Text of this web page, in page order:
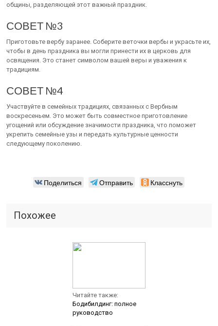
общины, разделяющей этот важный праздник.
СОВЕТ №3
Приготовьте вербу заранее. Соберите веточки вербы и украсьте их,
чтобы в день праздника вы могли принести их в церковь для
освящения. Это станет символом вашей веры и уважения к
традициям.
СОВЕТ №4
Участвуйте в семейных традициях, связанных с Вербным
воскресеньем. Это может быть совместное приготовление
угощений или обсуждение значимости праздника, что поможет
укрепить семейные узы и передать культурные ценности
следующему поколению.
Поделиться Отправить Класснуть
Похожее
Читайте также:
Бодибилдинг: полное
руководство